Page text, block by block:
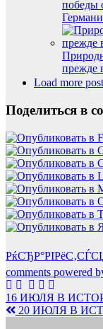
победы
прежде
Load more
Поделиться в
comments powered
Навигация
по
16 ИЮЛЯ В
20 ИЮЛЯ В